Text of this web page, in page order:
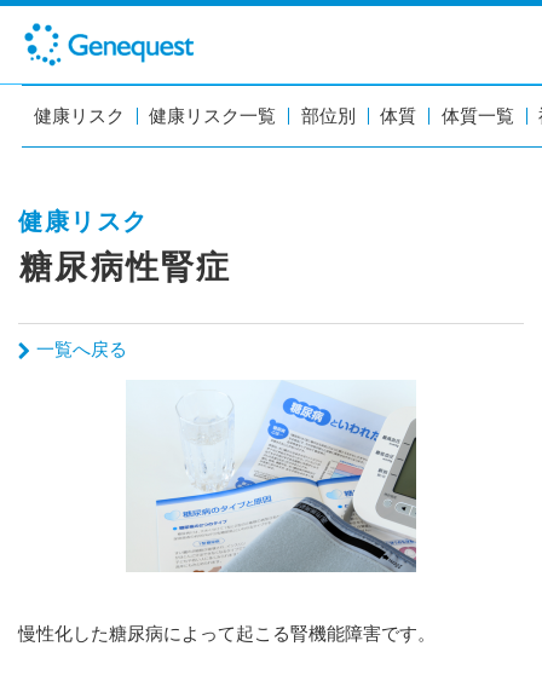
健康リスク 健康リスク一覧 部位別 体質 体質一覧
健康リスク
糖尿病性腎症
一覧へ戻る
慢性化した糖尿病によって起こる腎機能障害です。